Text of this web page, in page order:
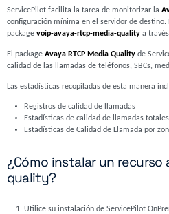
ServicePilot facilita la tarea de monitorizar la
configuración mínima en el servidor de destino.
package voip-avaya-rtcp-media-qualitya través
El package Avaya RTCP Media Qualityde
calidad de las llamadas de teléfonos, SBCs,
Las estadísticas recopiladas de esta manera
Registros de calidad de llamadas
Estadísticas de calidad de llamadas totales
Estadísticas de Calidad de Llamada por
¿Cómo instalar un
quality?
Utilice su instalación de ServicePilot